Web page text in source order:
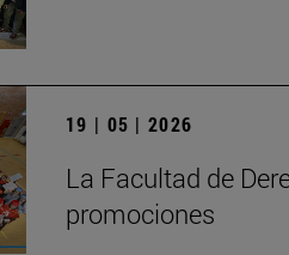
19 | 05 | 2026
La Facultad de
promociones